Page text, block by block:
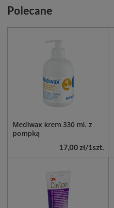
Polecane
Mediwax krem 330 ml. z
pompką
17,00 zł/1szt.